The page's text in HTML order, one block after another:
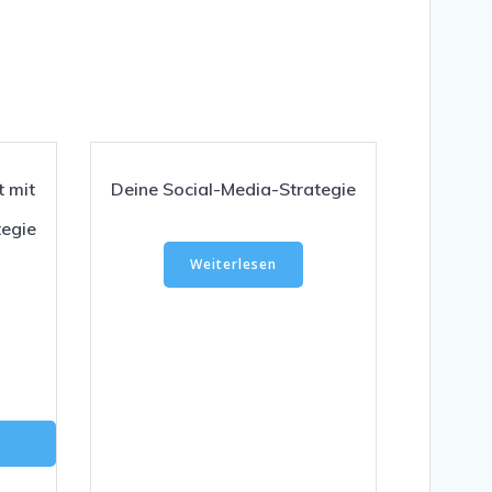
mit
Deine Social-Media-Strategie
Weiterlesen